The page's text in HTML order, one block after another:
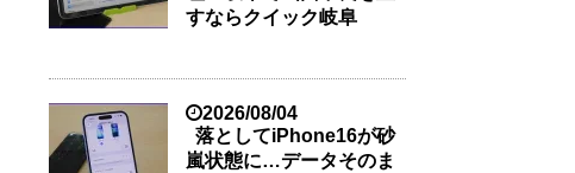
すならクイック岐阜
2026/08/04
落としてiPhone16が砂
嵐状態に…データそのま